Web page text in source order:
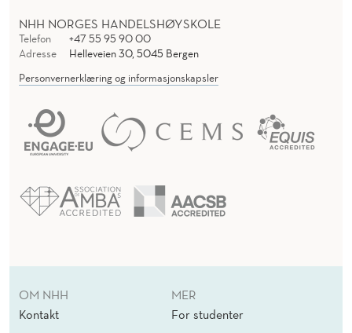
NHH NORGES HANDELSHØYSKOLE
Telefon
+47 55 95 90 00
Adresse
Helleveien 30, 5045 Bergen
Personvernerklæring og informasjonskapsler
OM NHH
Kontakt
MER
For studenter